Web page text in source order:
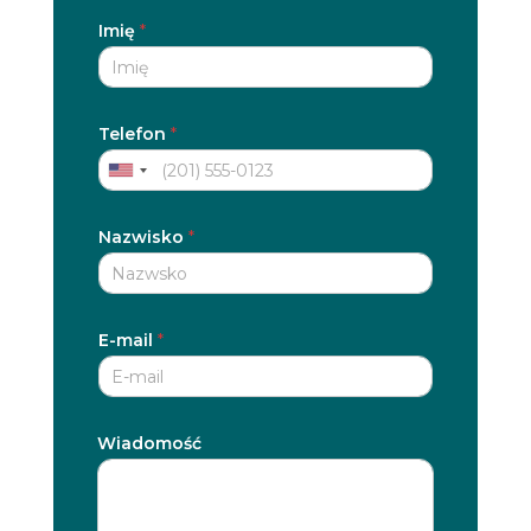
Imię *
Telefon *
U
i
t
e
S
t
a
e
Nazwisko *
E-mail *
Wiadomość